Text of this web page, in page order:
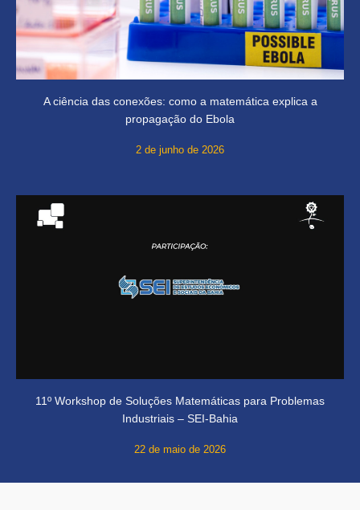
A ciência das conexões: como a matemática explica a
propagação do Ebola
2 de junho de 2026
11º Workshop de Soluções Matemáticas para Problemas
Industriais – SEI-Bahia
22 de maio de 2026